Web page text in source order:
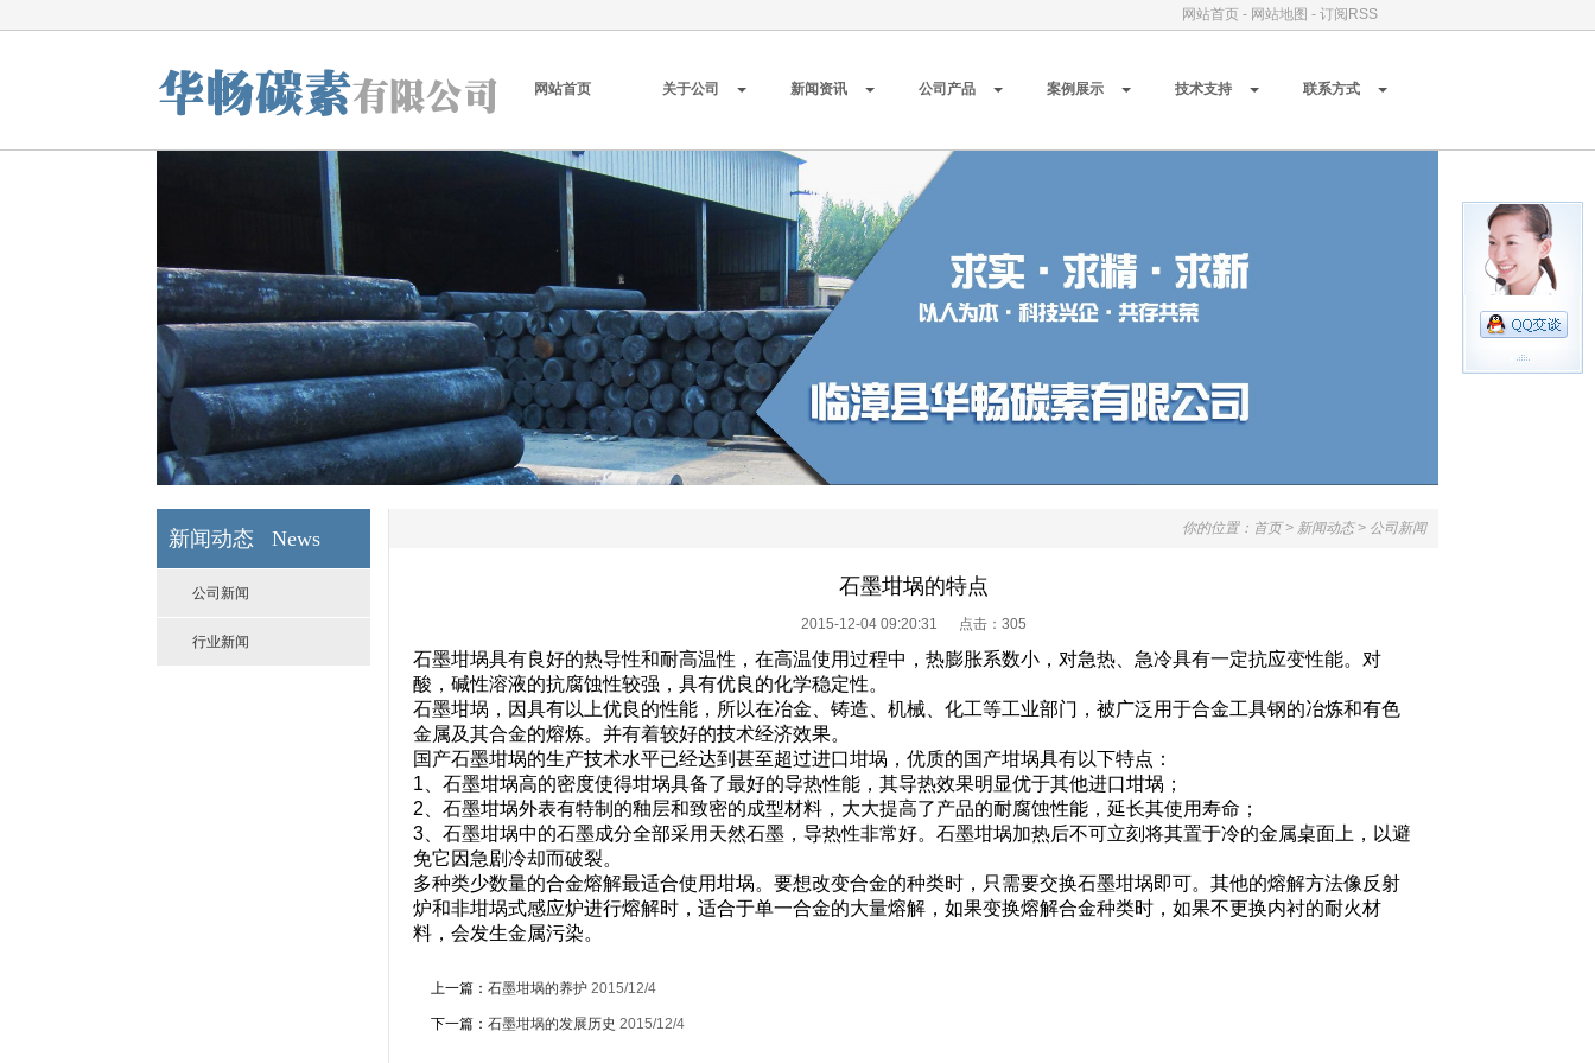
网站首页 - 网站地图 - 订阅RSS
网站首页 关于公司 新闻资讯 公司产品 案例展示 技术支持 联系方式
新闻动态 News
公司新闻
行业新闻
你的位置： 首页> 新闻动态> 公司新闻
石墨坩埚的特点
2015-12-04 09:20:31 点击： 305
石墨坩埚具有良好的热导性和耐高温性，在高温使用过程中，热膨胀系数小，对急热、急冷具有一定抗应变性能。对
酸，碱性溶液的抗腐蚀性较强，具有优良的化学稳定性。
石墨坩埚，因具有以上优良的性能，所以在冶金、铸造、机械、化工等工业部门，被广泛用于合金工具钢的冶炼和有色
金属及其合金的熔炼。并有着较好的技术经济效果。
国产石墨坩埚的生产技术水平已经达到甚至超过进口坩埚，优质的国产坩埚具有以下特点：
1、石墨坩埚高的密度使得坩埚具备了最好的导热性能，其导热效果明显优于其他进口坩埚；
2、石墨坩埚外表有特制的釉层和致密的成型材料，大大提高了产品的耐腐蚀性能，延长其使用寿命；
3、石墨坩埚中的石墨成分全部采用天然石墨，导热性非常好。石墨坩埚加热后不可立刻将其置于冷的金属桌面上，以避
免它因急剧冷却而破裂。
多种类少数量的合金熔解最适合使用坩埚。要想改变合金的种类时，只需要交换石墨坩埚即可。其他的熔解方法像反射
炉和非坩埚式感应炉进行熔解时，适合于单一合金的大量熔解，如果变换熔解合金种类时，如果不更换内衬的耐火材
料，会发生金属污染。
上一篇： 石墨坩埚的养护 2015/12/4
下一篇： 石墨坩埚的发展历史 2015/12/4